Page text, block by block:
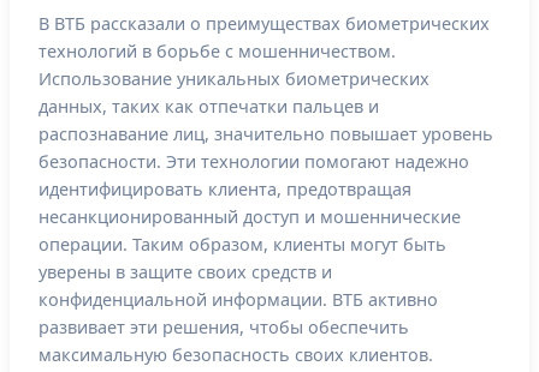
В ВТБ рассказали о преимуществах биометрических
технологий в борьбе с мошенничеством.
Использование уникальных биометрических
данных, таких как отпечатки пальцев и
распознавание лиц, значительно повышает уровень
безопасности. Эти технологии помогают надежно
идентифицировать клиента, предотвращая
несанкционированный доступ и мошеннические
операции. Таким образом, клиенты могут быть
уверены в защите своих средств и
конфиденциальной информации. ВТБ активно
развивает эти решения, чтобы обеспечить
максимальную безопасность своих клиентов.